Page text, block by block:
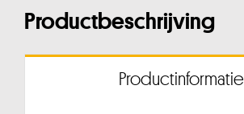
Productbeschrijving
Productinformatie